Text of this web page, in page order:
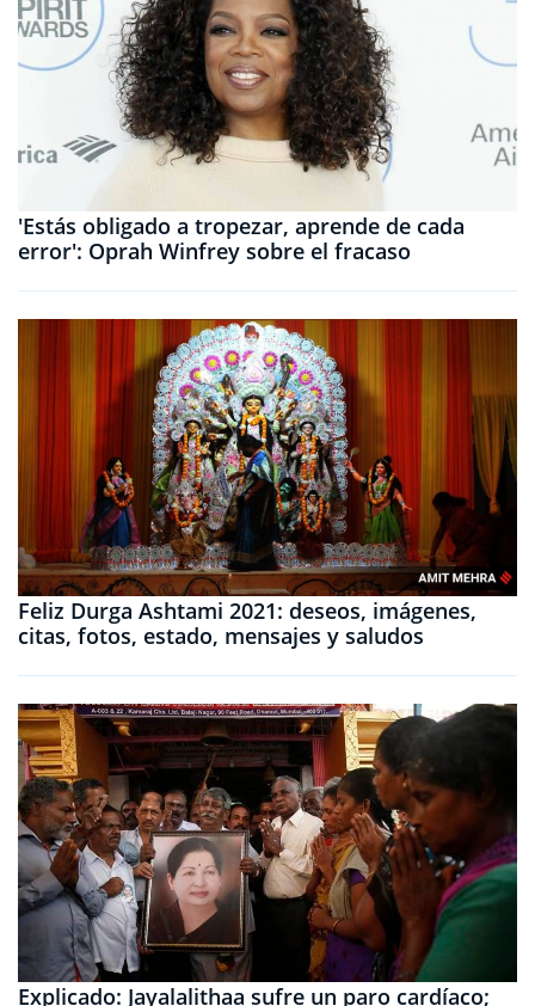
'Estás obligado a tropezar, aprende de cada
error': Oprah Winfrey sobre el fracaso
Feliz Durga Ashtami 2021: deseos, imágenes,
citas, fotos, estado, mensajes y saludos
Explicado: Jayalalithaa sufre un paro cardíaco;